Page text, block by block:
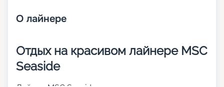
О лайнере
Отдых на красивом лайнере MSC
Seaside